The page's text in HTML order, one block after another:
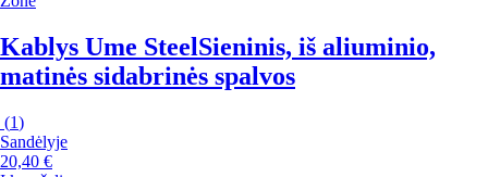
Kablys Ume SteelSieninis, iš aliuminio,
matinės sidabrinės spalvos
(1)
Sandėlyje
20,40 €